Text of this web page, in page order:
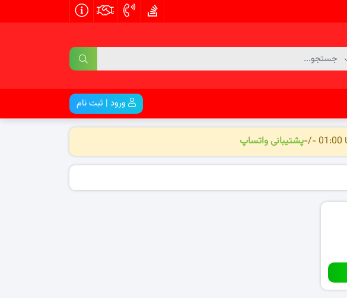
ورود | ثبت نام
پشتیبانی واتساپ